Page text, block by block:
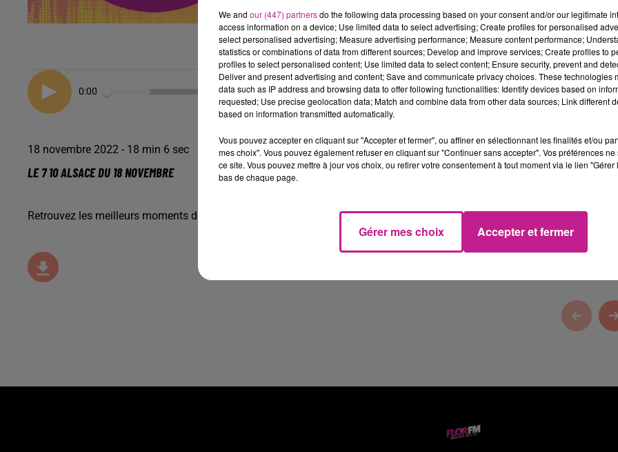
0:00 18 min 6
18 novembre 2022 - 18 min 6 sec
LE 7 10 ALSACE DU 18 NOVEMBRE
Retrouvez les meilleurs moments du 7-10 Alsace.
We and our (447) partnersdo the following data processing based on your consent and/or our legitimate
access information on a device; Use limited data to select advertising; Create profiles for personalised
select personalised advertising; Measure advertising performance; Measure content performance;
statistics or combinations of data from different sources; Develop and improve services; Create profiles to
profiles to select personalised content; Use limited data to select content; Ensure security, prevent and
Deliver and present advertising and content; Save and communicate privacy choices. These technologies
data such as IP address and browsing data to offer following functionalities: Identify devices based on
requested; Use precise geolocation data; Match and combine data from other data sources; Link different
based on information transmitted automatically.
Vous pouvez accepter en cliquant sur "Accepter et fermer", ou affiner en sélectionnant les finalités et/ou
mes choix". Vous pouvez également refuser en cliquant sur "Continuer sans accepter". Vos préférences
ce site. Vous pouvez mettre à jour vos choix, ou retirer votre consentement à tout moment via le lien
bas de chaque page.
Gérer mes choix Accepter et fermer